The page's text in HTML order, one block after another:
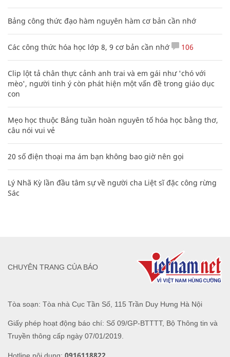
Bảng công thức đạo hàm nguyên hàm cơ bản cần nhớ
Các công thức hóa học lớp 8, 9 cơ bản cần nhớ 106
Clip lột tả chân thực cảnh anh trai và em gái như 'chó với
mèo', người tinh ý còn phát hiện một vấn đề trong giáo dục
con
Mẹo học thuộc Bảng tuần hoàn nguyên tố hóa học bằng thơ,
câu nói vui vẻ
20 số điện thoại ma ám bạn không bao giờ nên gọi
Lý Nhã Kỳ lần đầu tâm sự về người cha Liệt sĩ đặc công rừng
Sác
Tòa soạn: Tòa nhà Cục Tần Số, 115 Trần Duy Hưng Hà Nội
Giấy phép hoạt động báo chí: Số 09/GP-BTTTT, Bộ Thông tin và
Truyền thông cấp ngày 07/01/2019.
CHUYÊN TRANG CỦA BÁO